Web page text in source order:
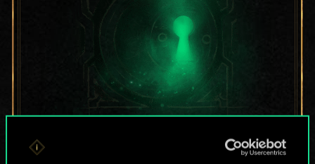
Por enquanto, isto é